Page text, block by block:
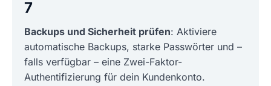
7
Backups und Sicherheit prüfen: Aktiviere
automatische Backups, starke Passwörter und –
falls verfügbar – eine Zwei-Faktor-
Authentifizierung für dein Kundenkonto.